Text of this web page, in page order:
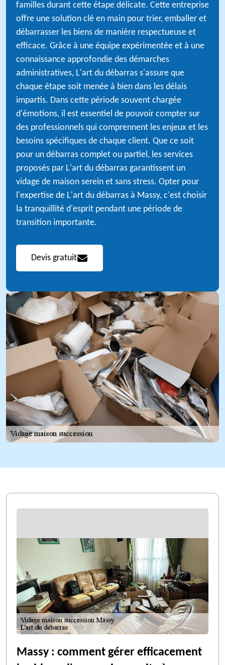
familles durant cette étape délicate. Cette entreprise
offre une solution clé en main pour trier, emballer et
débarrasser les biens de manière respectueuse et
efficace. Grâce à une équipe expérimentée et à une
connaissance approfondie des démarches
administratives, L'art du débarras s'assure que
chaque étape soit menée à bien dans les délais
impartis. Dans cette période souvent chargée
d'émotions, il est essentiel de pouvoir compter sur
des professionnels qui comprennent les enjeux et les
besoins spécifiques de chaque client. Que ce soit
pour un débarras complet ou partiel, les services
proposés par L'art du débarras garantissent un
vidage de maison serein et sans stress. Opter pour
l'expertise de L'art du débarras à Massy, c'est choisir
la tranquillité d'esprit pendant une période de
transition importante.
Devis gratuit
Massy : comment gérer efficacement